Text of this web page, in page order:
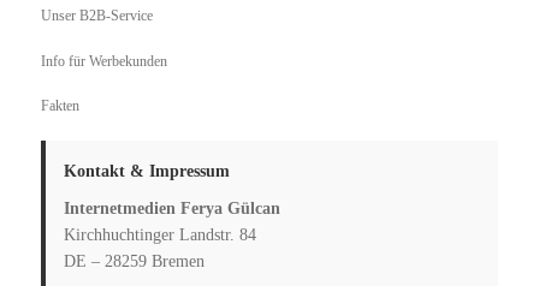
Unser B2B-Service
Info für Werbekunden
Fakten
Kontakt & Impressum
Internetmedien Ferya Gülcan
Kirchhuchtinger Landstr. 84
DE – 28259 Bremen